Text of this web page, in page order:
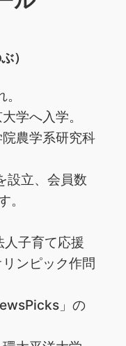
）
学へ入学。
農学系研究科
設立、会員数
子育て応援
ンピック作問
」の